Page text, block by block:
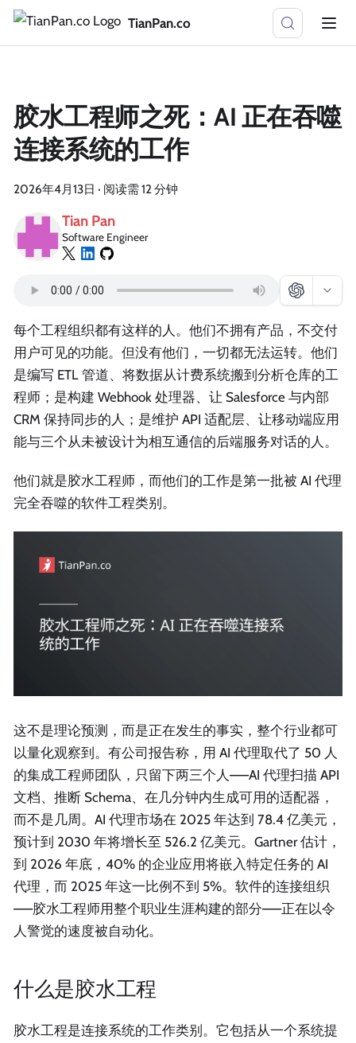
TianPan.co
胶水工程师之死：AI 正在吞噬
连接系统的工作
2026年4月13日 · 阅读需 12 分钟
Tian Pan
Software Engineer
每个工程组织都有这样的人。他们不拥有产品，不交付
用户可见的功能。但没有他们，一切都无法运转。他们
是编写 ETL 管道、将数据从计费系统搬到分析仓库的工
程师；是构建 Webhook 处理器、让 Salesforce 与内部
CRM 保持同步的人；是维护 API 适配层、让移动端应用
能与三个从未被设计为相互通信的后端服务对话的人。
他们就是胶水工程师，而他们的工作是第一批被 AI 代理
完全吞噬的软件工程类别。
这不是理论预测，而是正在发生的事实，整个行业都可
以量化观察到。有公司报告称，用 AI 代理取代了 50 人
的集成工程师团队，只留下两三个人——AI 代理扫描 API
文档、推断 Schema、在几分钟内生成可用的适配器，
而不是几周。AI 代理市场在 2025 年达到 78.4 亿美元，
预计到 2030 年将增长至 526.2 亿美元。Gartner 估计，
到 2026 年底，40% 的企业应用将嵌入特定任务的 AI
代理，而 2025 年这一比例不到 5%。软件的连接组织
——胶水工程师用整个职业生涯构建的部分——正在以令
人警觉的速度被自动化。
什么是胶水工程
胶水工程是连接系统的工作类别。它包括从一个系统提